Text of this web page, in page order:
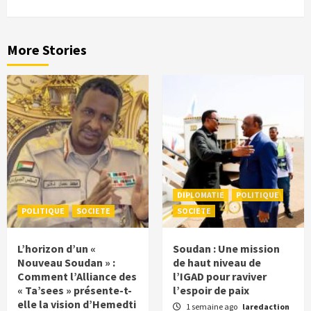
More Stories
POLITIQUE SOCIETE
L’horizon d’un «
Nouveau Soudan » :
Comment l’Alliance des
« Ta’sees » présente-t-
elle la vision d’Hemedti
DIPLOMATIE
POLITIQUE
SOCIETE
Soudan : Une mission
de haut niveau de
l’IGAD pour raviver
l’espoir de paix
1 semaine ago laredaction